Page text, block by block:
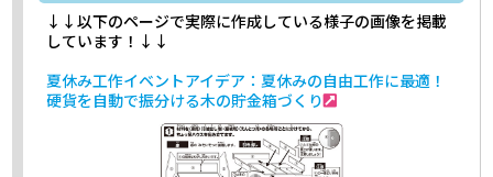
↓↓以下のページで実際に作成している様子の画像を掲載
しています！↓↓
夏休み工作イベントアイデア：夏休みの自由工作に最適！
硬貨を自動で振分ける木の貯金箱づくり